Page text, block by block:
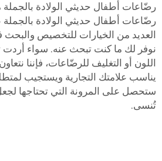
رضّاعات أطفال حديثي الولادة
رضّاعات أطفال حديثي الولادة بالجملة
العديد من الخيارات للتخصيص والبحث
نوفر لك ما كنت تبحث عنه. سواء
اللون أو التغليف للرضّاعات، فإننا
يناسب علامتك التجارية ويستجيب
ستحصل على المرونة التي تحتاجها
تُنسى.